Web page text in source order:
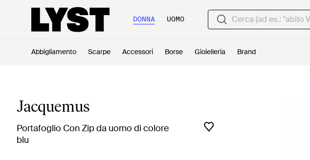
DONNA UOMO
Abbigliamento Scarpe Accessori Borse Gioielleria Brand
Jacquemus
Portafoglio Con Zip da uomo di colore
blu